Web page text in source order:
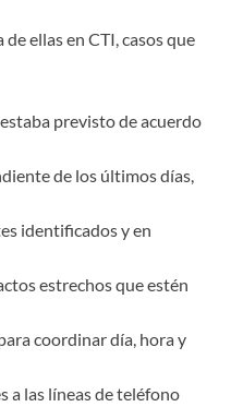
ellas en CTI, casos que
previsto de acuerdo
de los últimos días,
identificados y en
estrechos que estén
coordinar día, hora y
a las líneas de teléfono